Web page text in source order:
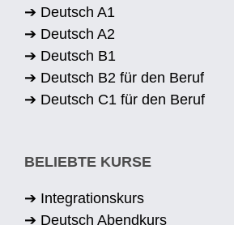
➔ Deutsch A1
➔ Deutsch A2
➔ Deutsch B1
➔ Deutsch B2 für den Beruf
➔ Deutsch C1 für den Beruf
BELIEBTE KURSE
➔ Integrationskurs
➔ Deutsch Abendkurs